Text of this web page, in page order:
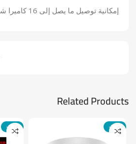
إمكانية توصيل ما يصل إلى 16 كاميرا شبكية.
Related Products
-24%
-14%